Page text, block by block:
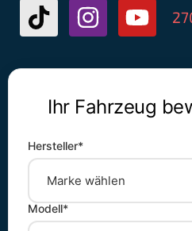
Ihr Fahrzeug
Hersteller*
Modell*